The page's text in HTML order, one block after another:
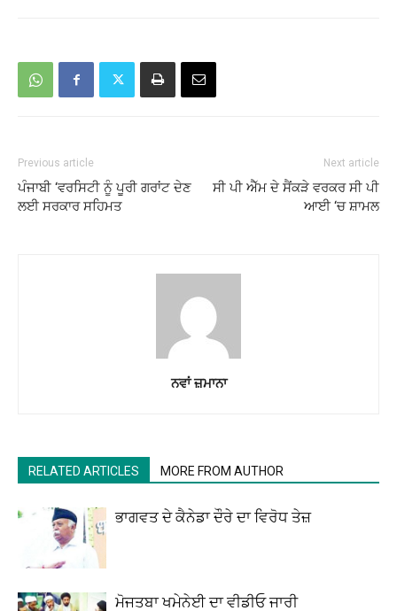
Previous article
ਪੰਜਾਬੀ ‘ਵਰਸਿਟੀ ਨੂੰ ਪੂਰੀ ਗਰਾਂਟ ਦੇਣ
ਲਈ ਸਰਕਾਰ ਸਹਿਮਤ
Next article
ਸੀ ਪੀ ਐੱਮ ਦੇ ਸੈਂਕੜੇ ਵਰਕਰ ਸੀ ਪੀ
ਆਈ ‘ਚ ਸ਼ਾਮਲ
ਨਵਾਂ ਜ਼ਮਾਨਾ
RELATED ARTICLES MORE FROM AUTHOR
ਭਾਗਵਤ ਦੇ ਕੈਨੇਡਾ ਦੌਰੇ ਦਾ ਵਿਰੋਧ ਤੇਜ਼
ਮੋਜਤਬਾ ਖਮੇਨੇਈ ਦਾ ਵੀਡੀਓ ਜਾਰੀ